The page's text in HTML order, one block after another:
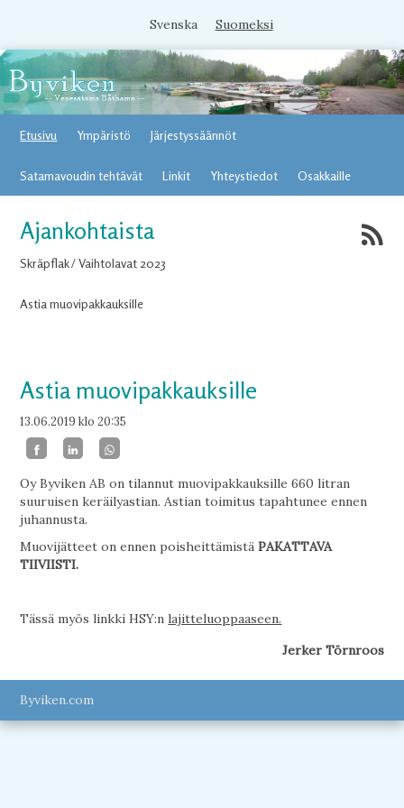
Svenska Suomeksi
Etusivu Ympäristö Järjestyssäännöt
Satamavoudin tehtävät Linkit Yhteystiedot Osakkaille
Ajankohtaista
Skräpflak / Vaihtolavat 2023
Astia muovipakkauksille
Astia muovipakkauksille
13.06.2019klo 20:35
Oy Byviken AB on tilannut muovipakkauksille 660 litran
suuruisen keräilyastian. Astian toimitus tapahtunee ennen
juhannusta.
Muovijätteet on ennen poisheittämistäPAKATTAVA
TIIVIISTI.
Tässä myös linkki HSY:nlajitteluoppaaseen.
Jerker Törnroos
Byviken.com